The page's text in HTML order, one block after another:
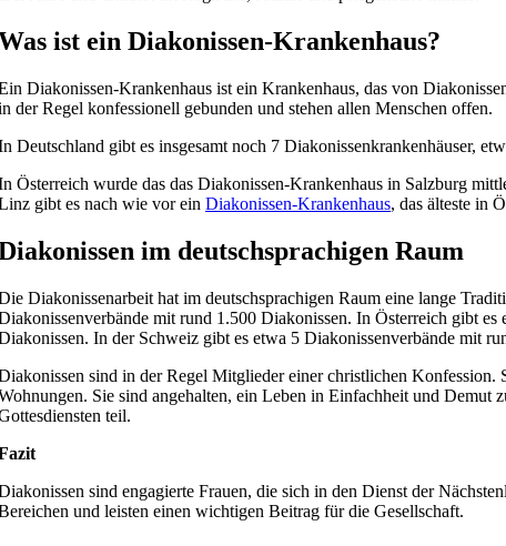
ist ein Diakonissen-Krankenhaus?
Diakonissen-Krankenhaus ist ein Krankenhaus, das von
der Regel konfessionell gebunden und stehen allen Menschen offen.
Deutschland gibt es insgesamt noch 7 Diakonissenkrankenhäuser,
Österreich wurde das das Diakonissen-Krankenhaus in Salzburg
gibt es nach wie vor ein Diakonissen-Krankenhaus, das älteste in
im deutschsprachigen Raum
Diakonissenarbeit hat im deutschsprachigen Raum eine lange
mit rund 1.500 Diakonissen. In Österreich gibt
In der Schweiz gibt es etwa 5 Diakonissenverbände mit
sind in der Regel Mitglieder einer christlichen Konfession.
Sie sind angehalten, ein Leben in Einfachheit und Demut
teil.
sind engagierte Frauen, die sich in den Dienst der
und leisten einen wichtigen Beitrag für die Gesellschaft.